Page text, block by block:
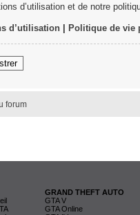
d’utilisation et de notre
d’utilisation| Politique de vie
forum
GRAND THEFT AUTO
GTA V
GTA Online